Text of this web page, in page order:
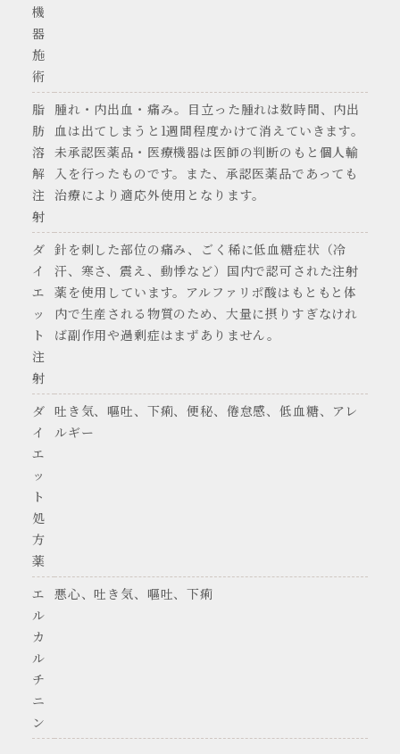
機
器
施
術
脂
肪
溶
解
注
射
腫れ・内出血・痛み。目立った腫れは数時間、内出
血は出てしまうと1週間程度かけて消えていきます。
未承認医薬品・医療機器は医師の判断のもと個人輸
入を行ったものです。また、承認医薬品であっても
治療により適応外使用となります。
ダ
イ
エ
ッ
ト
注
射
針を刺した部位の痛み、ごく稀に低血糖症状（冷
汗、寒さ、震え、動悸など）国内で認可された注射
薬を使用しています。アルファリポ酸はもともと体
内で生産される物質のため、大量に摂りすぎなけれ
ば副作用や過剰症はまずありません。
ダ
イ
エ
ッ
ト
処
方
薬
吐き気、嘔吐、下痢、便秘、倦怠感、低血糖、アレ
ルギー
エ
ル
カ
ル
チ
ニ
ン
悪心、吐き気、嘔吐、下痢